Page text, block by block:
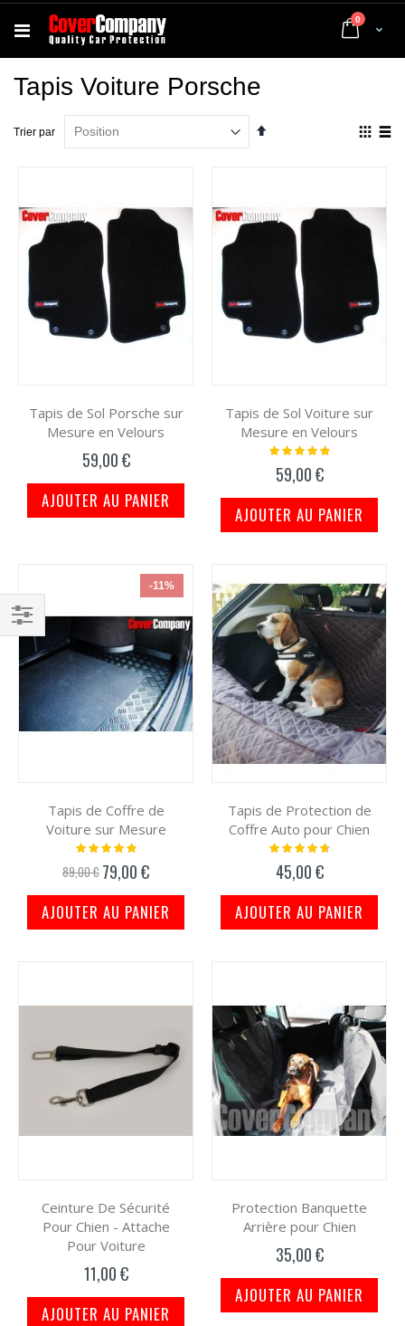
Cart
0 articles
Tapis Voiture Porsche
Trier par
Par
Tapis de Sol Porsche sur
Mesure en Velours
59,00 €
AJOUTER AU PANIER
Tapis de Sol Voiture sur
Mesure en Velours
Notation:
59,00 €
AJOUTER AU PANIER
-11%
Tapis de Coffre de
Voiture sur Mesure
Notation:
89,00 € Prix
spécial
79,00 €
AJOUTER AU PANIER
Tapis de Protection de
Coffre Auto pour Chien
Notation:
45,00 €
AJOUTER AU PANIER
Ceinture De Sécurité
Pour Chien - Attache
Pour Voiture
11,00 €
AJOUTER AU PANIER
Protection Banquette
Arrière pour Chien
35,00 €
AJOUTER AU PANIER
Filtrer
par